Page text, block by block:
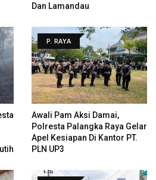
Dan Lamandau
P. RAYA
Awali Pam Aksi Damai,
Polresta Palangka Raya Gelar
Apel Kesiapan Di Kantor PT.
PLN UP3